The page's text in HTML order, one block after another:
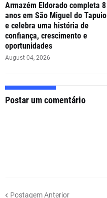
Armazém Eldorado completa 8
anos em São Miguel do Tapuio
e celebra uma história de
confiança, crescimento e
oportunidades
August 04, 2026
Postar um comentário
Postagem Anterior